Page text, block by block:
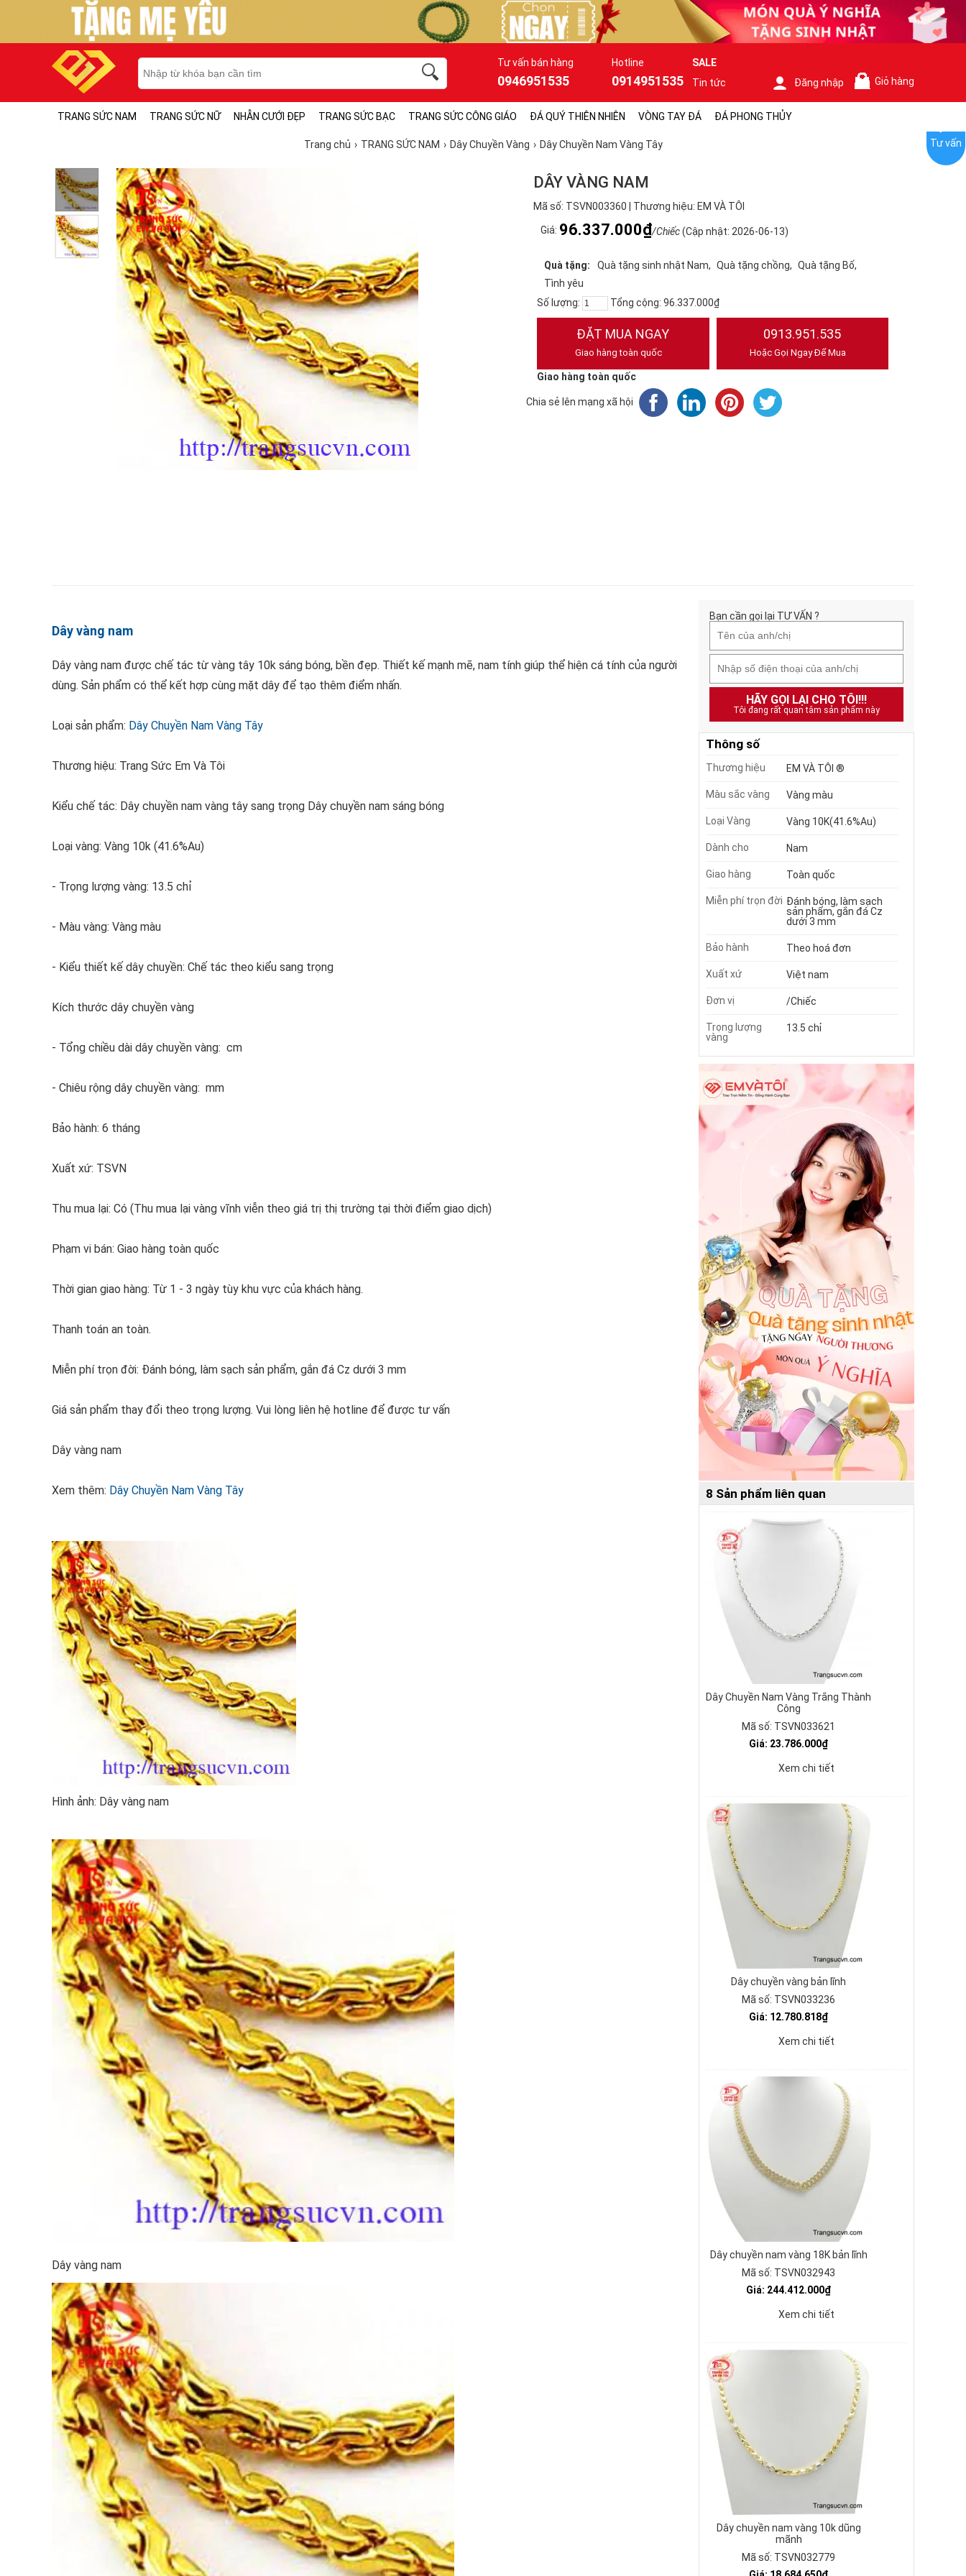
Tư vấn bán hàng
0946951535
Hotline
0914951535
SALE
Tin tức
Đăng nhập Giỏ hàng
TRANG SỨC NAM TRANG SỨC NỮ NHẪN CƯỚI ĐẸP TRANG SỨC BẠC TRANG SỨC CÔNG GIÁO ĐÁ QUÝ THIÊN NHIÊN VÒNG TAY ĐÁ ĐÁ PHONG THỦY
Trang chủ TRANG SỨC NAM Dây Chuyền Vàng Dây Chuyền Nam Vàng Tây
DÂY VÀNG NAM
Mã số: TSVN003360 | Thương hiệu: EM VÀ TÔI
Giá: 96.337.000₫/Chiếc(Cập nhật: 2026-06-13)
Quà tặng: Quà tặng sinh nhật Nam Quà tặng chồng
Quà tặng Bố
Tình yêu
Số lượng:
Tổng cộng: 96.337.000₫
ĐẶT MUA NGAY
Giao hàng toàn quốc
0913.951.535
Hoặc Gọi Ngay Để Mua
Giao hàng toàn quốc
Chia sẻ lên mạng xã hội
Dây vàng nam
Dây vàng nam được chế tác từ vàng tây 10k sáng bóng, bền đẹp. Thiết kế mạnh mẽ, nam tính giúp thể hiện cá tính của người
dùng. Sản phẩm có thể kết hợp cùng mặt dây để tạo thêm điểm nhấn.
Loại sản phẩm: Dây Chuyền Nam Vàng Tây
Thương hiệu: Trang Sức Em Và Tôi
Kiểu chế tác: Dây chuyền nam vàng tây sang trọng Dây chuyền nam sáng bóng
Loại vàng: Vàng 10k (41.6%Au)
- Trọng lượng vàng: 13.5 chỉ
- Màu vàng: Vàng màu
- Kiểu thiết kế dây chuyền: Chế tác theo kiểu sang trọng
Kích thước dây chuyền vàng
- Tổng chiều dài dây chuyền vàng: cm
- Chiêu rộng dây chuyền vàng: mm
Bảo hành: 6 tháng
Xuất xứ: TSVN
Thu mua lại: Có (Thu mua lại vàng vĩnh viễn theo giá trị thị trường tại thời điểm giao dịch)
Phạm vi bán: Giao hàng toàn quốc
Thời gian giao hàng: Từ 1 - 3 ngày tùy khu vực của khách hàng.
Thanh toán an toàn.
Miễn phí trọn đời: Đánh bóng, làm sạch sản phẩm, gắn đá Cz dưới 3 mm
Giá sản phẩm thay đổi theo trọng lượng. Vui lòng liên hệ hotline để được tư vấn
Dây vàng nam
Xem thêm: Dây Chuyền Nam Vàng Tây
Hình ảnh: Dây vàng nam
Dây vàng nam
Bạn cần gọi lại TƯ VẤN ?
HÃY GỌI LẠI CHO TÔI!!!
Tôi đang rất quan tâm sản phẩm này
Thông số
Thương hiệu EM VÀ TÔI ®
Màu sắc vàng Vàng màu
Loại Vàng Vàng 10K(41.6%Au)
Dành cho Nam
Giao hàng Toàn quốc
Miễn phí trọn đời Đánh bóng, làm sạch
sản phẩm, gắn đá Cz
dưới 3 mm
Bảo hành Theo hoá đơn
Xuất xứ Việt nam
Đơn vị /Chiếc
Trọng lượng
vàng
13.5 chỉ
8 Sản phẩm liên quan
Dây Chuyền Nam Vàng Trắng Thành
Công
Mã số: TSVN033621
Giá: 23.786.000₫
Xem chi tiết
Dây chuyền vàng bản lĩnh
Mã số: TSVN033236
Giá: 12.780.818₫
Xem chi tiết
Dây chuyền nam vàng 18K bản lĩnh
Mã số: TSVN032943
Giá: 244.412.000₫
Xem chi tiết
Dây chuyền nam vàng 10k dũng
mãnh
Mã số: TSVN032779
Tư vấn